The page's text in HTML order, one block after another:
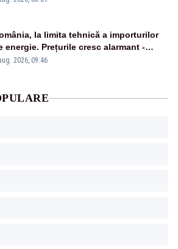
la limita tehnică a importurilor
energie. Prețurile cresc alarmant -
Realitatea Plus
2026, 09:46